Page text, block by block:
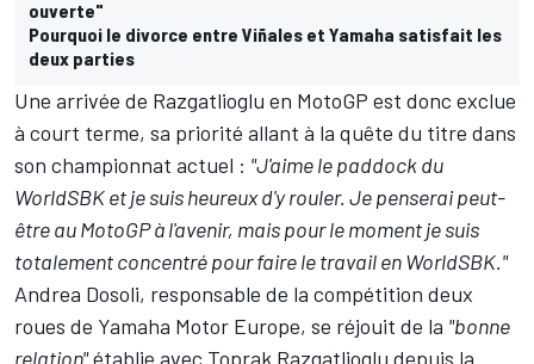
ouverte"
Pourquoi le divorce entre Viñales et Yamaha satisfait les
deux parties
Une arrivée de Razgatlioglu en MotoGP est donc exclue
à court terme, sa priorité allant à la quête du titre dans
son championnat actuel : "J'aime le paddock du
WorldSBK et je suis heureux d'y rouler. Je penserai peut-
être au MotoGP à l'avenir, mais pour le moment je suis
totalement concentré pour faire le travail en WorldSBK."
Andrea Dosoli, responsable de la compétition deux
roues de Yamaha Motor Europe, se réjouit de la "bonne
relation"établie avec Toprak Razgatlioglu depuis la